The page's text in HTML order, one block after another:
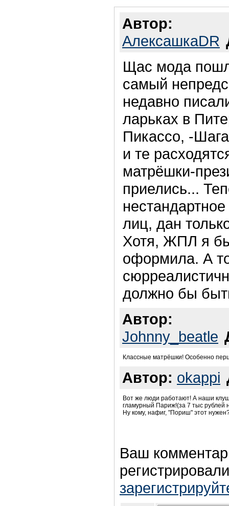
Автор:
АлексашкаDR
Щас мода
самый
недавно
ларьках в
Пикассо, -
и те
матрёшки-
приелись...
лиц, дан
Хотя, ЖПЛ я
оформила. А
должно бы
Автор:
Johnny_beatle
Классные матрёшки! Особенно
Автор: okappi
Вот же люди работают! А наши
гламурный Париж!(за 7 тыс рублей
Ну кому, нафиг, "Пориш" этот
Ваш